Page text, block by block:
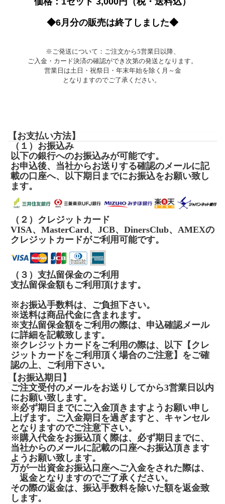
◆6月分の販売は終了しました◆
※ご発送について：ご注文から5営業日以降、
ご入金・カード決済の確認ができ次第の発送となります。
営業日は土日・祝祭日・年末年始を除く月～金
となりますのでご了承ください。
【お支払い方法】
（１）お振込み
以下の銀行へのお振込みが可能です。
お申込後、当社からお送りする確認のメールに記
載の口座へ、以下期日までにお振込をお願い致し
ます。
（２）クレジットカード
VISA、MasterCard、JCB、DinersClub、AMEXの
クレジットカードがご利用可能です。
（３）支払留保金のご利用
支払留保金額もご利用頂けます。
※お振込手数料は、ご負担下さい。
※送料は商品代金に含まれます。
※支払留保金額をご利用の際は、申込確認メール
に詳細を記載致します。
※クレジットカードをご利用の際は、以下【クレ
ジットカードをご利用頂く場合のご注意】をご確
認の上、ご利用下さい。
【お振込期日】
ご注文受付のメールをお送りしてから3営業日以内
にお願い致します。
※必ず期日までにご入金頂きますようお願い申し
上げます。ご入金期日を過ぎますと、キャンセル
となりますのでご注意下さい。
※購入代金をお振込頂く際は、必ず期日までに、
当社からのメールに記載の口座へお振込頂きます
ようお願い致します。
万が一出資金お振込口座へご入金をされた際は、
返金となりますのでご了承ください。
その際の返金は、振込手数料を除いた額を返金致
します。